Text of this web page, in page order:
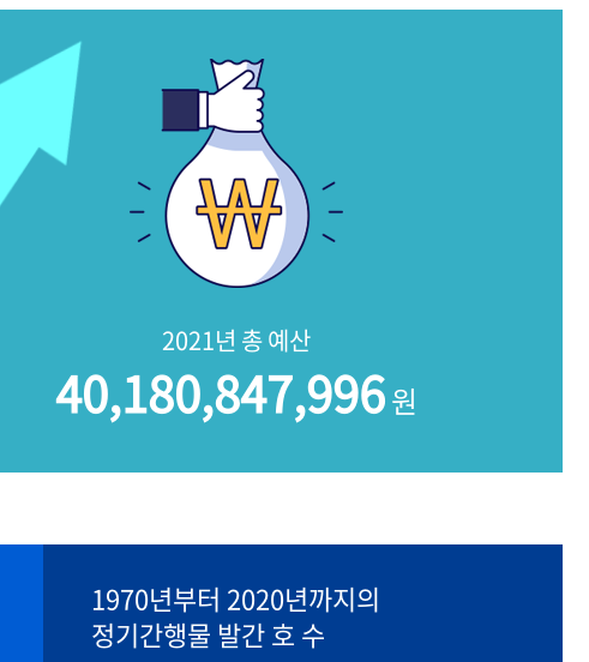
2021년 총 예산
40,180,847,996원
1970년부터 2020년까지의
정기간행물 발간 호 수